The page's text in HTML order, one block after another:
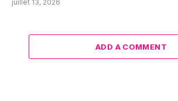
juillet 13, 2026
ADD A COMMENT